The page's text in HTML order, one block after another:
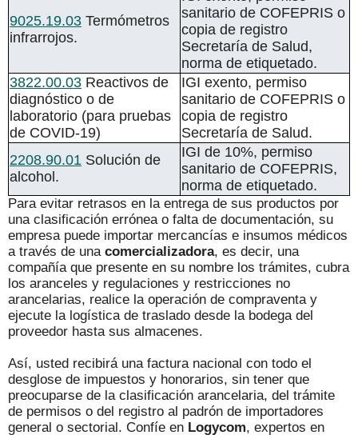
9025.19.03 Termómetros
infrarrojos.
sanitario de COFEPRIS o
copia de registro
Secretaría de Salud,
norma de etiquetado.
3822.00.03 Reactivos de
diagnóstico o de
laboratorio (para pruebas
de COVID-19)
IGI exento, permiso
sanitario de COFEPRIS o
copia de registro
Secretaría de Salud.
2208.90.01 Solución de
alcohol.
IGI de 10%, permiso
sanitario de COFEPRIS,
norma de etiquetado.
Para evitar retrasos en la entrega de sus productos por
una clasificación errónea o falta de documentación, su
empresa puede importar mercancías e insumos médicos
a través de una comercializadora, es decir, una
compañía que presente en su nombre los trámites, cubra
los aranceles y regulaciones y restricciones no
arancelarias, realice la operación de compraventa y
ejecute la logística de traslado desde la bodega del
proveedor hasta sus almacenes.
Así, usted recibirá una factura nacional con todo el
desglose de impuestos y honorarios, sin tener que
preocuparse de la clasificación arancelaria, del trámite
de permisos o del registro al padrón de importadores
general o sectorial. Confíe en Logycom, expertos en